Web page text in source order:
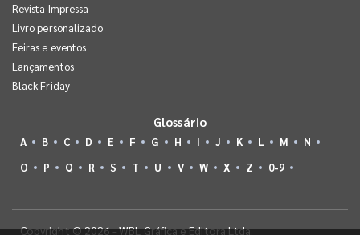
Revista Impressa
Livro personalizado
Feiras e eventos
Lançamentos
Black Friday
Glossário
A B C D E F G H I J K L M
N
O
P Q R S T U V W X Z 0-9
Copyright © 2026 - WBL Gráfica e Editora Ltda.